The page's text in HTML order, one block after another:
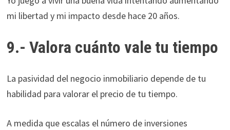
mi libertad y mi impacto desde hace 20 años.
9.- Valora cuánto vale tu tiempo
La pasividad del negocio inmobiliario depende de tu
habilidad para valorar el precio de tu tiempo.
A medida que escalas el número de inversiones